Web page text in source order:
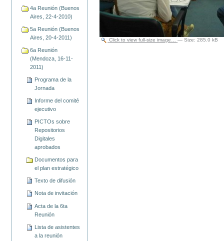
4a Reunión (Buenos
Aires, 22-4-2010)
5a Reunión (Buenos
Aires, 20-4-2011)
6a Reunión
(Mendoza, 16-11-
2011)
Programa de la
Jornada
Informe del comité
ejecutivo
PICTOs sobre
Repositorios
Digitales
aprobados
Documentos para
el plan estratégico
Texto de difusión
Nota de invitación
Acta de la 6ta
Reunión
Lista de asistentes
a la reunión
Click to view full-size image… —Size:285.0 kB